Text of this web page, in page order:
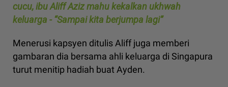
cucu, ibu Aliff Aziz mahu kekalkan ukhwah
keluarga - “Sampai kita berjumpa lagi”
Menerusi kapsyen ditulis Aliff juga memberi
gambaran dia bersama ahli keluarga di Singapura
turut menitip hadiah buat Ayden.